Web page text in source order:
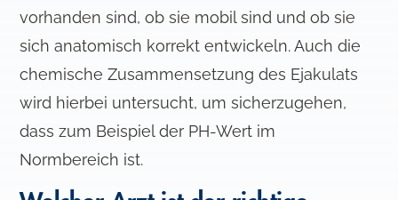
a
h
vorhanden sind, ob sie mobil sind und ob sie
sich anatomisch korrekt entwickeln. Auch die
chemische Zusammensetzung des Ejakulats
wird hierbei untersucht, um sicherzugehen,
dass zum Beispiel der PH-Wert im
Normbereich ist.